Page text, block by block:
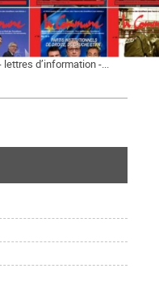
bientôt vingt-cinq ans.
quinze années
d’information -...